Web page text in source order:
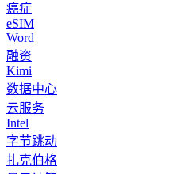
癌症
eSIM
Word
融资
Kimi
数据中心
云服务
Intel
字节跳动
扎克伯格